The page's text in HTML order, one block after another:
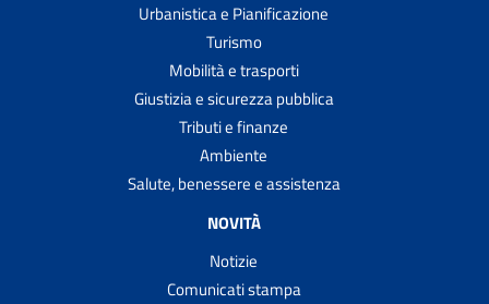
Urbanistica e Pianificazione
Turismo
Mobilità e trasporti
Giustizia e sicurezza pubblica
Tributi e finanze
Ambiente
Salute, benessere e assistenza
NOVITÀ
Notizie
Comunicati stampa